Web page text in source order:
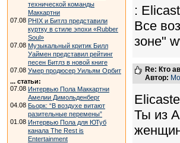
технической команды
Маккартни
07.08 PHIX и Битлз представили
куртку в стиле эпохи «Rubber
Soul»
07.08 Музыкальный критик Билл
Уаймен представил рейтинг
песен Битлз в новой книге
07.08 Умер продюсер Уильям Орбит
... статьи:
07.08 Интервью Пола Маккартни
Амелии Димольденберг
04.08 Бьорк: “В воздухе витают
разительные перемены”
01.08 Интервью Пола для ЮТуб
канала The Rest is
Entertainment
:
Все
зоне"
Re: Кто
Автор:
Ты из